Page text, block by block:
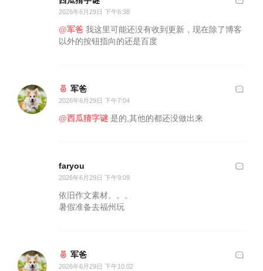
2026年6月29日 下午6:38
@军爸 我这里可能还没有收到更新，现在除了博客
以外的按钮指向的还是百度
军爸
2026年6月29日 下午7:04
@西瓜猜字谜 是的,其他的都还没做出来
faryou
2026年6月29日 下午9:09
依旧作文素材。。。
暑假准备去福州玩
军爸
2026年6月29日 下午10:02